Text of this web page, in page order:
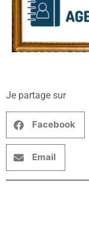
Je partage sur
Facebook
Email